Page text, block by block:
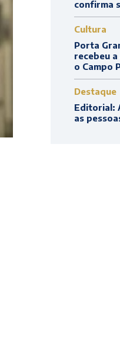
confirma
Cultura
Porta
recebeu
o Campo
Destaque
Editorial:
as